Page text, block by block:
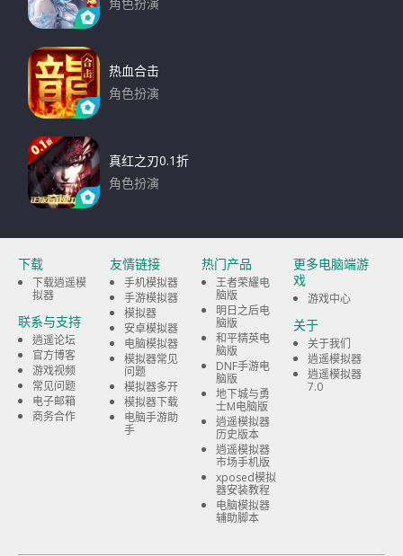
角色扮演
热血合击
角色扮演
真红之刃0.1折
角色扮演
下载
下载逍遥模
拟器
联系与支持
逍遥论坛
官方博客
游戏视频
常见问题
电子邮箱
商务合作
友情链接
手机模拟器
手游模拟器
模拟器
安卓模拟器
电脑模拟器
模拟器常见
问题
模拟器多开
模拟器下载
电脑手游助
手
热门产品
王者荣耀电
脑版
明日之后电
脑版
和平精英电
脑版
DNF手游电
脑版
地下城与勇
士M电脑版
逍遥模拟器
历史版本
逍遥模拟器
市场手机版
xposed模拟
器安装教程
电脑模拟器
辅助脚本
更多电脑端游
戏
游戏中心
关于
关于我们
逍遥模拟器
逍遥模拟器
7.0